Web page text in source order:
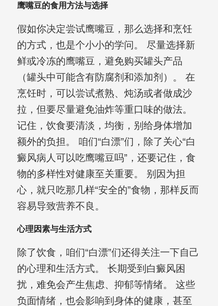
鹰嘴豆的食用方法与选择
假如你决定尝试鹰嘴豆，那么选择和烹饪
的方式，也是个小小的学问。 尽量选择新
鲜或冷冻的鹰嘴豆，避免购买罐头产品
（罐头中可能含有防腐剂和添加剂）。 在
烹饪时，可以尝试煮熟、炖汤或者做成沙
拉，但要尽量避免油炸等重口味的做法。
记住，饮食要清淡，均衡，别给身体增加
额外的负担。 咱们“白漂”们，除了关心“白
癜风病人可以吃鹰嘴豆吗”，还要记住，食
物的多样性对健康至关重要。 别因为担
心，就只吃那几样“安全的”食物，那样反而
容易导致营养不良。
心理因素与生活方式
除了饮食，咱们“白漂”们还得关注一下自己
的心理和生活方式。 长期受到白癜风困
扰，难免会产生焦虑、抑郁等情绪。 这些
负面情绪，也会影响到身体的健康，甚至